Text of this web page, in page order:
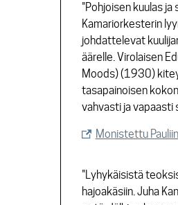
"Pohjoisen kuulas ja
Kamariorkesterin
johdattelevat
äärelle. Virolaisen
Moods) (1930)
tasapainoisen
vahvasti ja
Monistettu
"Lyhykäisistä
hajoakäsiin. Juha